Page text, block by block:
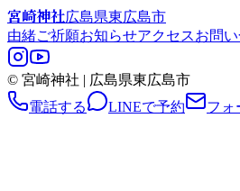
宮崎神社広島県東広島市
由緒ご祈願お知らせアクセスお問
© 宮崎神社 | 広島県東広島市
電話する
LINEで予約 フォ